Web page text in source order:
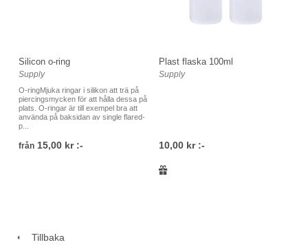
Silicon o-ring
Supply
O-ringMjuka ringar i silikon att trä på
piercingsmycken för att hålla dessa på
plats. O-ringar är till exempel bra att
använda på baksidan av single flared-
p...
från 15,00 kr :-
Plast flaska 100ml
Supply
10,00 kr :-
Tillbaka